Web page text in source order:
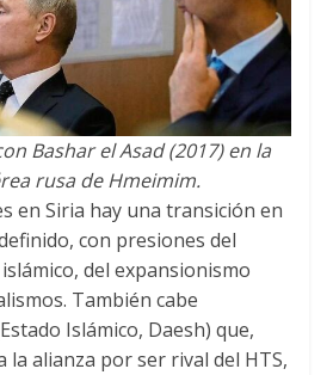
Bashar el Asad (2017) en la
rusa de Hmeimim.
en Siria hay una transición en
con presiones del
del expansionismo
También cabe
Islámico, Daesh) que,
alianza por ser rival del HTS,